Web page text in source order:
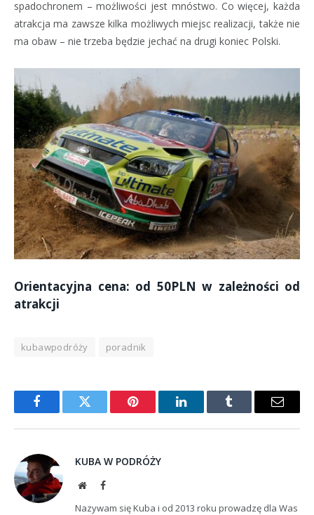
spadochronem – możliwości jest mnóstwo. Co więcej, każda
atrakcja ma zawsze kilka możliwych miejsc realizacji, także nie
ma obaw – nie trzeba będzie jechać na drugi koniec Polski.
Orientacyjna cena: od 50PLN w zależności od
atrakcji
kubawpodróży poradnik
FacebookTwitter Pinterest LinkedInTumblr Email
KUBA W PODRÓŻY
WebsiteFacebook
Nazywam się Kuba i od 2013 roku prowadzę dla Was